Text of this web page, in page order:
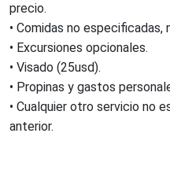
precio.
• Comidas no especificadas,
• Excursiones opcionales.
• Visado (25usd).
• Propinas y gastos
• Cualquier otro servicio no
anterior.